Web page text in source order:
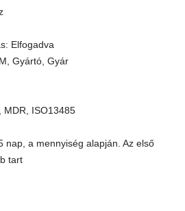
Elfogadva
Gyártó, Gyár
MDR, ISO13485
nap, a mennyiség alapján. Az első
tart